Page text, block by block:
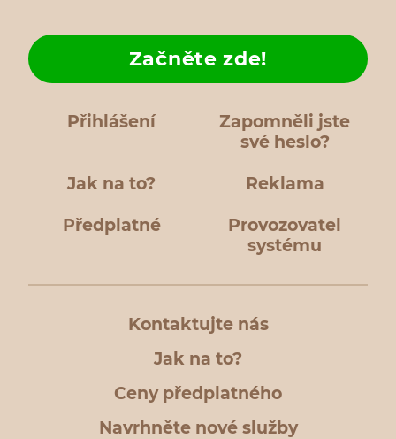
Přihlášení
Zapomněli jste
své heslo?
Jak na to?
Začněte zde!
Reklama
Předplatné
Provozovatel
systému
Kontaktujte nás
Jak na to?
Ceny předplatného
Navrhněte nové služby